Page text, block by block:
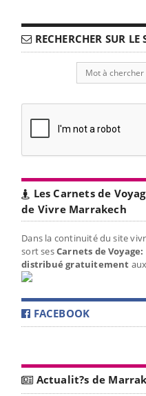
RECHERCHER SUR LE
Les Carnets de
de Vivre Marrakech
Dans la continuité du site
sort sesCarnets de
distribué gratuitement
FACEBOOK
Actualit?s de